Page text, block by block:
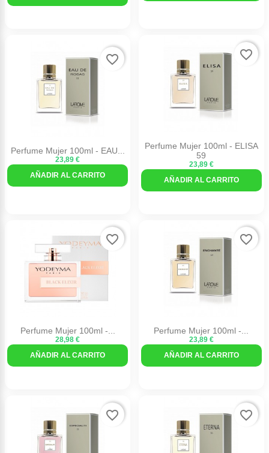
Perfume Mujer 100ml - EAU...
23,89 €
AÑADIR AL CARRITO
favorite_border
Perfume Mujer 100ml - ELISA
59
23,89 €
AÑADIR AL CARRITO
favorite_border
Perfume Mujer 100ml -...
28,98 €
AÑADIR AL CARRITO
favorite_border
Perfume Mujer 100ml -...
23,89 €
AÑADIR AL CARRITO
favorite_border
favorite_border favorite_border